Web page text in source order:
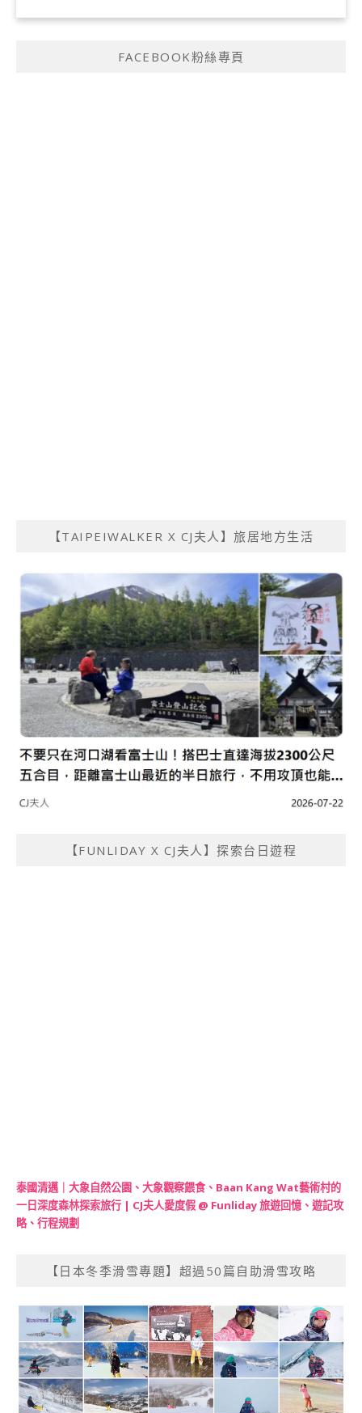
FACEBOOK粉絲專頁
【TAIPEIWALKER X CJ夫人】旅居地方生活
【FUNLIDAY X CJ夫人】探索台日遊程
泰國清邁｜大象自然公園、大象觀察餵食、Baan Kang Wat藝術村的
一日深度森林探索旅行 | CJ夫人愛度假 @ Funliday 旅遊回憶、遊記攻
略、行程規劃
【日本冬季滑雪專題】超過50篇自助滑雪攻略